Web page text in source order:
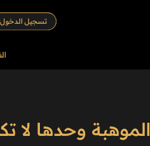
تسجيل الدخول
الموهبة وحدها لا